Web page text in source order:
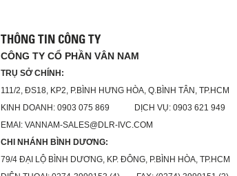
THÔNG TIN CÔNG TY
CÔNG TY CỔ PHẦN VÂN NAM
TRỤ SỞ CHÍNH:
111/2, ĐS18, KP2, P.BÌNH HƯNG HÒA, Q.BÌNH TÂN, TP.HCM
KINH DOANH: 0903 075 869 DỊCH VỤ: 0903 621 949
EMAI: VANNAM-SALES@DLR-IVC.COM
CHI NHÁNH BÌNH DƯƠNG:
79/4 ĐẠI LỘ BÌNH DƯƠNG, KP. ĐÔNG, P.BÌNH HÒA, TP.HCM